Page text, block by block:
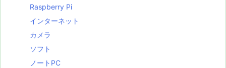
Raspberry Pi
インターネット
カメラ
ソフト
ノートPC